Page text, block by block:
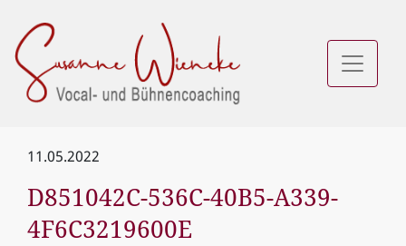
11.05.2022
D851042C-536C-40B5-A339-
4F6C3219600E